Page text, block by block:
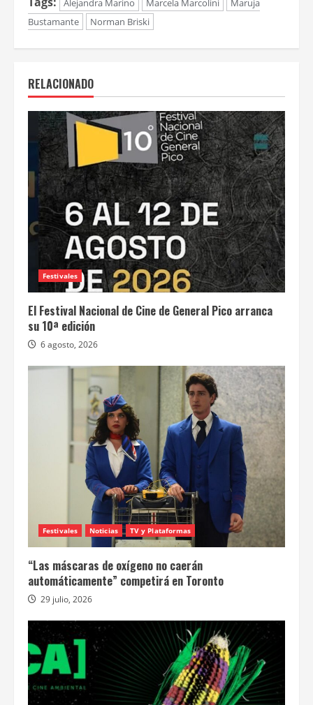
Alejandra Marino Marcela Marcolini
Maruja
Bustamante
Norman Briski
RELACIONADO
Festivales
El Festival Nacional de Cine de General Pico arranca
su 10ª edición
6 agosto, 2026
Festivales Noticias TV y Plataformas
“Las máscaras de oxígeno no caerán
automáticamente” competirá en Toronto
29 julio, 2026